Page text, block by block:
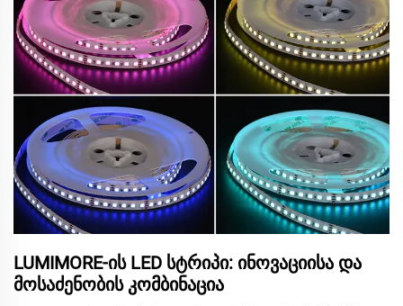
LUMIMORE-ის LED სტრიპი: ინოვაციისა და
მოსაძენობის კომბინაცია